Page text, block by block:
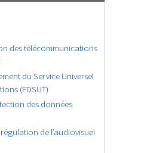
des télécommunications
du Service Universel
(FDSUT)
des données
de l’audiovisuel